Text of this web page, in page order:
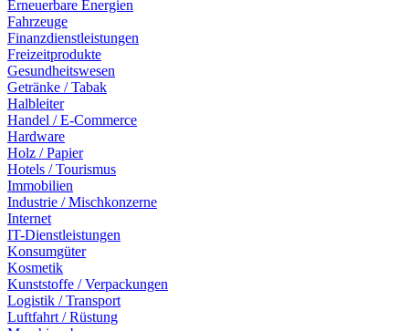
Erneuerbare Energien
Fahrzeuge
Finanzdienstleistungen
Freizeitprodukte
Gesundheitswesen
Getränke / Tabak
Halbleiter
Handel / E-Commerce
Hardware
Holz / Papier
Hotels / Tourismus
Immobilien
Industrie / Mischkonzerne
Internet
IT-Dienstleistungen
Konsumgüter
Kosmetik
Kunststoffe / Verpackungen
Logistik / Transport
Luftfahrt / Rüstung